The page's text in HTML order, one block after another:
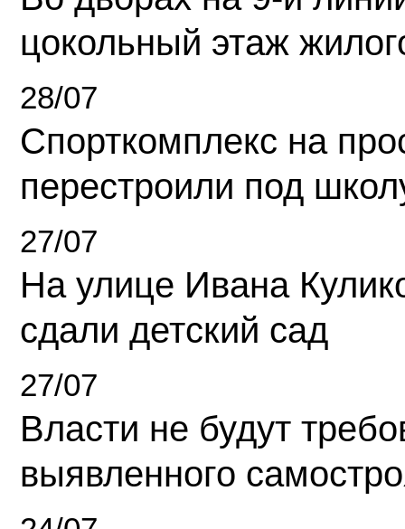
цокольный этаж
28/07
Спорткомплекс на
перестроили под
27/07
На улице Ивана
сдали детский сад
27/07
Власти не будут
выявленного